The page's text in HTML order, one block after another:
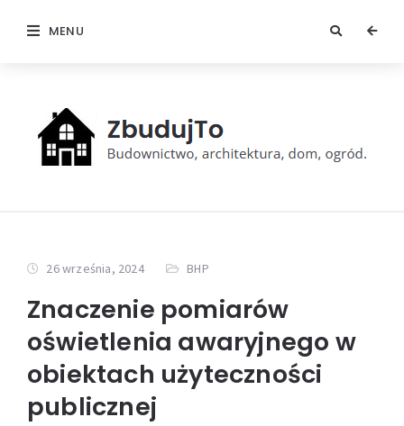
MENU
26 września, 2024 BHP
Znaczenie pomiarów
oświetlenia awaryjnego w
obiektach użyteczności
publicznej